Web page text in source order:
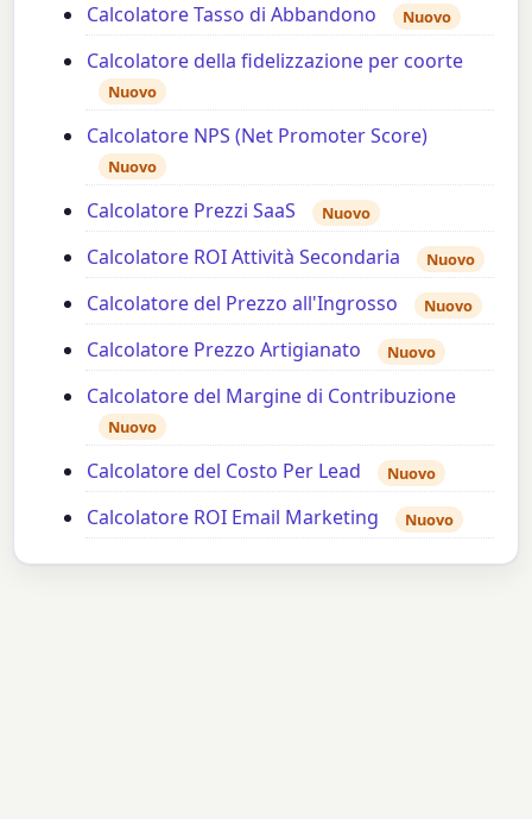
Calcolatore Tasso di Abbandono Nuovo
Calcolatore della fidelizzazione per coorte
Nuovo
Calcolatore NPS (Net Promoter Score)
Nuovo
Calcolatore Prezzi SaaS Nuovo
Calcolatore ROI Attività Secondaria Nuovo
Calcolatore del Prezzo all'Ingrosso Nuovo
Calcolatore Prezzo Artigianato Nuovo
Calcolatore del Margine di Contribuzione
Nuovo
Calcolatore del Costo Per Lead Nuovo
Calcolatore ROI Email Marketing Nuovo